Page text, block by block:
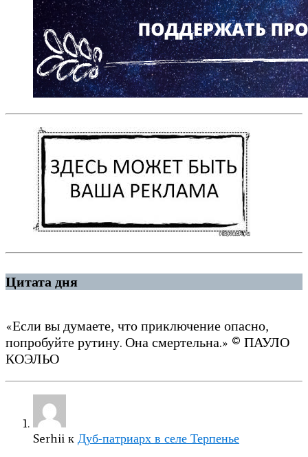
Цитата дня
«Если вы думаете, что приключение опасно,
попробуйте рутину. Она смертельна.» © ПАУЛО
КОЭЛЬО
Serhii к Дуб-патриарх в селе Терпенье